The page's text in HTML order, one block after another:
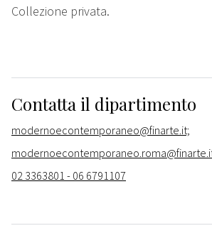
Collezione privata.
Contatta il dipartimento
modernoecontemporaneo@finarte.it;
02 3363801 - 06 6791107